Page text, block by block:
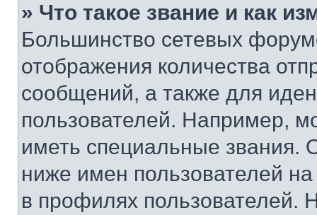
» Что такое звание и как
Большинство сетевых
отображения количества
сообщений, а также для
пользователей. Например,
иметь специальные звания.
ниже имен пользователей
в профилях